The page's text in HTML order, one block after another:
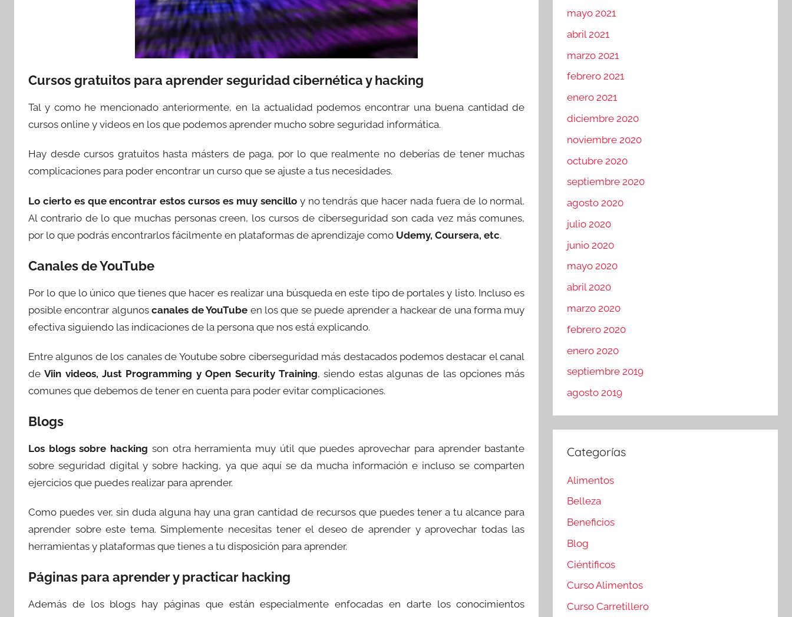
Cursos gratuitos para aprender seguridad cibernética y hacking
Tal y como he mencionado anteriormente, en la actualidad podemos encontrar una buena cantidad de
cursos online y videos en los que podemos aprender mucho sobre seguridad informática.
Hay desde cursos gratuitos hasta másters de paga, por lo que realmente no deberías de tener muchas
complicaciones para poder encontrar un curso que se ajuste a tus necesidades.
Lo cierto es que encontrar estos cursos es muy sencillo y no tendrás que hacer nada fuera de lo normal.
Al contrario de lo que muchas personas creen, los cursos de ciberseguridad son cada vez más comunes,
por lo que podrás encontrarlos fácilmente en plataformas de aprendizaje como Udemy, Coursera, etc.
Canales de YouTube
Por lo que lo único que tienes que hacer es realizar una búsqueda en este tipo de portales y listo. Incluso es
posible encontrar algunoscanales de YouTube en los que se puede aprender a hackear de una forma muy
efectiva siguiendo las indicaciones de la persona que nos está explicando.
Entre algunos de los canales de Youtube sobre ciberseguridad más destacados podemos destacar el canal
deViin videos, Just Programming y Open Security Training, siendo estas algunas de las opciones más
comunes que debemos de tener en cuenta para poder evitar complicaciones.
Blogs
Los blogs sobre hacking son otra herramienta muy útil que puedes aprovechar para aprender bastante
sobre seguridad digital y sobre hacking, ya que aquí se da mucha información e incluso se comparten
ejercicios que puedes realizar para aprender.
Como puedes ver, sin duda alguna hay una gran cantidad de recursos que puedes tener a tu alcance para
aprender sobre este tema. Simplemente necesitas tener el deseo de aprender y aprovechar todas las
herramientas y plataformas que tienes a tu disposición para aprender.
Páginas para aprender y practicar hacking
Además de los blogs hay páginas que están especialmente enfocadas en darte los conocimientos
mayo 2021
abril 2021
marzo 2021
febrero 2021
enero 2021
diciembre 2020
noviembre 2020
octubre 2020
septiembre 2020
agosto 2020
julio 2020
junio 2020
mayo 2020
abril 2020
marzo 2020
febrero 2020
enero 2020
septiembre 2019
agosto 2019
Categorías
Alimentos
Belleza
Beneficios
Blog
Ciéntificos
Curso Alimentos
Curso Carretillero